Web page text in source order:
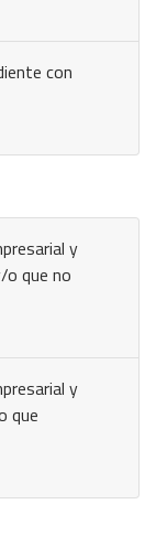
con
y
que no
y
que